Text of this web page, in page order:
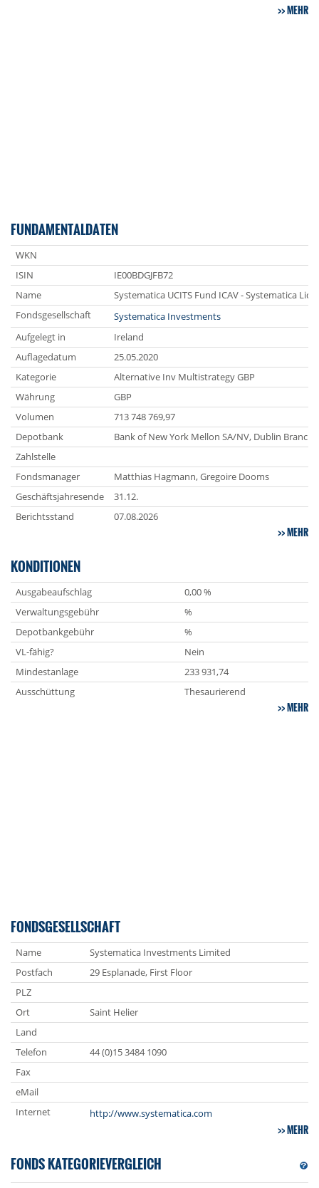
MEHR
FUNDAMENTALDATEN
WKN
ISIN
IE00BDGJFB72
Name
Systematica UCITS Fund ICAV - Systematica
Fondsgesellschaft
Systematica Investments
Aufgelegt in
Ireland
Auflagedatum
25.05.2020
Kategorie
Alternative Inv Multistrategy GBP
Währung
GBP
Volumen
713 748 769,97
Depotbank
Bank of New York Mellon SA/NV, Dublin Branch
Zahlstelle
Fondsmanager
Matthias Hagmann, Gregoire Dooms
Geschäftsjahresende
31.12.
Berichtsstand
07.08.2026
MEHR
KONDITIONEN
Ausgabeaufschlag
0,00 %
Verwaltungsgebühr
%
Depotbankgebühr
%
VL-fähig?
Nein
Mindestanlage
233 931,74
Ausschüttung
Thesaurierend
MEHR
FONDSGESELLSCHAFT
Name
Systematica Investments Limited
Postfach
29 Esplanade, First Floor
PLZ
Ort
Saint Helier
Land
Telefon
44 (0)15 3484 1090
Fax
eMail
Internet
http://www.systematica.com
MEHR
FONDS KATEGORIEVERGLEICH